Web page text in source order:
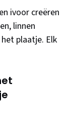
ivoor creëren
linnen
plaatje. Elk